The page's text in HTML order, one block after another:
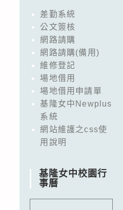
差勤系統
公文簽核
網路請購
網路請購(備用)
維修登記
場地借用
場地借用申請單
基隆女中Newplus
系統
網站維護之css使
用說明
基隆女中校園行
事曆